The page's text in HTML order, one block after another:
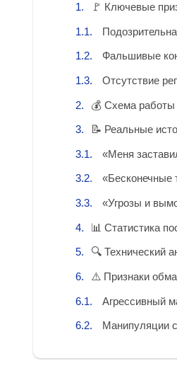
🚩 Ключевые
Фальшивые
Отсутствие
💰 Схема
📝 Реальные
«Меня
«Бесконечные
«Угрозы и
📊 Статистика
🔍 Технический
⚠️ Признаки
Агрессивный
Манипуляции